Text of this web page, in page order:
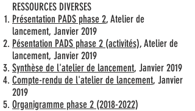
RESSOURCES DIVERSES
Présentation PADS phase 2, Atelier de
lancement, Janvier 2019
Pésentation PADS phase 2 (activités), Atelier de
lancement, Janvier 2019
Synthèse de l'atelier de lancement, Janvier 2019
Compte-rendu de l'atelier de lancement, Janvier
2019
Organigramme phase 2 (2018-2022)